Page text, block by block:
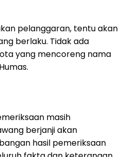
pelanggaran, tentu akan
berlaku. Tidak ada
yang mencoreng nama
masih
berjanji akan
hasil pemeriksaan